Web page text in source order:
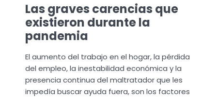
Las graves carencias que
existieron durante la
pandemia
El aumento del trabajo en el hogar, la pérdida
del empleo, la inestabilidad económica y la
presencia continua del maltratador que les
impedía buscar ayuda fuera, son los factores